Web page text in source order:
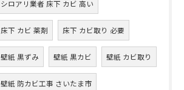
シロアリ業者 床下 カビ 高い
床下 カビ 薬剤 床下 カビ取り 必要
壁紙 黒ずみ 壁紙 黒カビ 壁紙 カビ取り
壁紙 防カビ工事 さいたま市